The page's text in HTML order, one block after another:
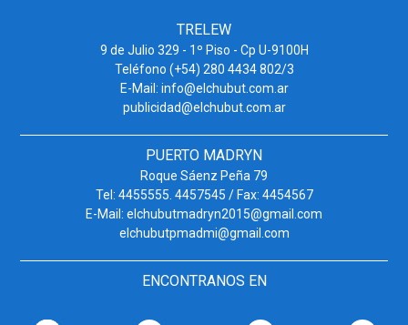
TRELEW
9 de Julio 329 - 1º Piso - Cp U-9100H
Teléfono (+54) 280 4434 802/3
E-Mail: info@elchubut.com.ar
publicidad@elchubut.com.ar
PUERTO MADRYN
Roque Sáenz Peña 79
Tel: 4455555. 4457545 / Fax: 4454567
E-Mail: elchubutmadryn2015@gmail.com
elchubutpmadmi@gmail.com
ENCONTRANOS EN